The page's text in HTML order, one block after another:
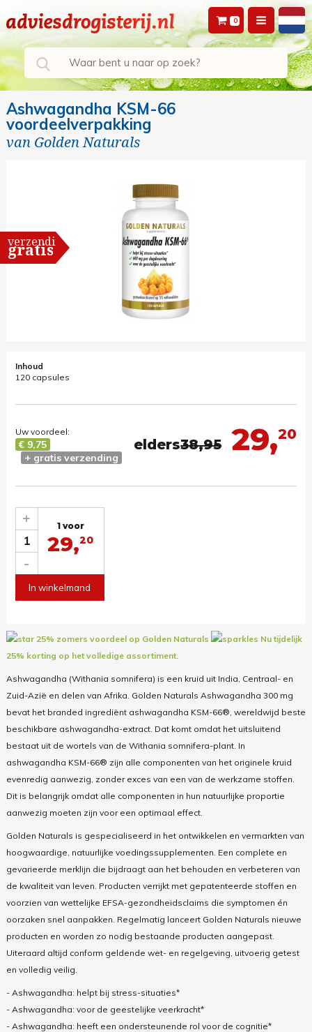
0
Ashwagandha KSM-66
voordeelverpakking
van Golden Naturals
verzending
gratis
Inhoud
120 capsules
29,20
elders38,95
Uw voordeel:
€ 9,75
+ gratis verzending
1
-
+ 1 voor
29,20
In winkelmand
25% zomers voordeel op Golden Naturals
Nu tijdelijk
25% korting op het volledige assortiment.
Ashwagandha (Withania somnifera) is een kruid uit India, Centraal- en
Zuid-Azië en delen van Afrika. Golden Naturals Ashwagandha 300 mg
bevat het branded ingrediënt ashwagandha KSM-66®, wereldwijd beste
beschikbare ashwagandha-extract. Dat komt omdat het uitsluitend
bestaat uit de wortels van de Withania somnifera-plant. In
ashwagandha KSM-66® zijn alle componenten van het originele kruid
evenredig aanwezig, zonder exces van een van de werkzame stoffen.
Dit is belangrijk omdat alle componenten in hun natuurlijke proportie
aanwezig moeten zijn voor een optimaal effect.
Golden Naturals is gespecialiseerd in het ontwikkelen en vermarkten van
hoogwaardige, natuurlijke voedingssupplementen. Een complete en
gevarieerde merklijn die bijdraagt aan het behouden en verbeteren van
de kwaliteit van leven. Producten verrijkt met gepatenteerde stoffen en
voorzien van wettelijke EFSA-gezondheidsclaims die symptomen én
oorzaken snel aanpakken. Regelmatig lanceert Golden Naturals nieuwe
producten en worden zo nodig bestaande producten aangepast.
Uiteraard altijd conform geldende wet- en regelgeving, uitvoerig getest
en volledig veilig.
- Ashwagandha: helpt bij stress-situaties*
- Ashwagandha: voor de geestelijke veerkracht*
- Ashwagandha: heeft een ondersteunende rol voor de cognitie*